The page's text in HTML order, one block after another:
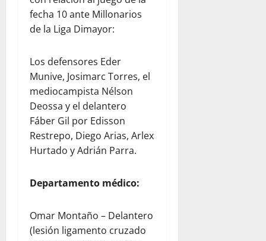
fecha 10 ante Millonarios
de la Liga Dimayor:
Los defensores Eder
Munive, Josimarc Torres, el
mediocampista Nélson
Deossa y el delantero
Fáber Gil por Edisson
Restrepo, Diego Arias, Arlex
Hurtado y Adrián Parra.
Departamento médico:
Omar Montaño – Delantero
(lesión ligamento cruzado